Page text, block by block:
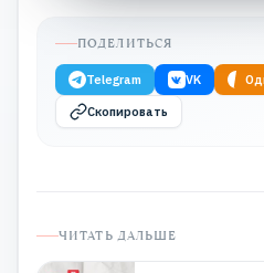
ПОДЕЛИТЬСЯ
Telegram VK
Скопировать
ЧИТАТЬ ДАЛЬШЕ